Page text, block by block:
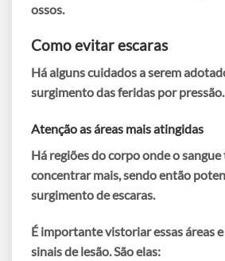
ossos.
Como evitar escaras
Há alguns cuidados a serem
surgimento das feridas por pressão.
Atenção as áreas mais atingidas
Há regiões do corpo onde o sangue
concentrar mais, sendo então
surgimento de escaras.
É importante vistoriar essas áreas
sinais de lesão. São elas: